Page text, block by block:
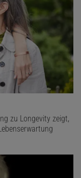
zu Longevity zeigt,